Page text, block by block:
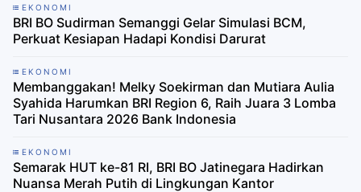
EKONOMI
BRI BO Sudirman Semanggi Gelar Simulasi BCM,
Perkuat Kesiapan Hadapi Kondisi Darurat
EKONOMI
Membanggakan! Melky Soekirman dan Mutiara Aulia
Syahida Harumkan BRI Region 6, Raih Juara 3 Lomba
Tari Nusantara 2026 Bank Indonesia
EKONOMI
Semarak HUT ke-81 RI, BRI BO Jatinegara Hadirkan
Nuansa Merah Putih di Lingkungan Kantor